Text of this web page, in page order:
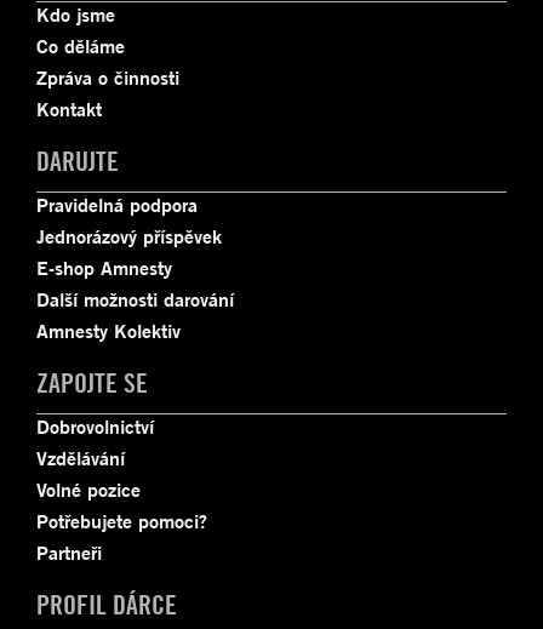
Kdo jsme
Co děláme
Zpráva o činnosti
Kontakt
DARUJTE
Pravidelná podpora
Jednorázový příspěvek
E-shop Amnesty
Další možnosti darování
Amnesty Kolektiv
ZAPOJTE SE
Dobrovolnictví
Vzdělávání
Volné pozice
Potřebujete pomoci?
Partneři
PROFIL DÁRCE